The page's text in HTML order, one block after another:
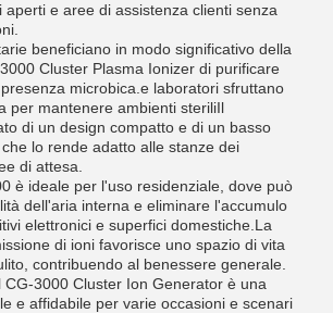
aperti e aree di assistenza clienti senza
beneficiano in modo significativo della
Cluster Plasma Ionizer di purificare
microbica.e laboratori sfruttano
per mantenere ambienti steriliIl
di un design compatto e di un basso
lo rende adatto alle stanze dei
di attesa.
è ideale per l'uso residenziale, dove può
dell'aria interna e eliminare l'accumulo
elettronici e superfici domestiche.La
di ioni favorisce uno spazio di vita
contribuendo al benessere generale.
CG-3000 Cluster Ion Generator è una
e affidabile per varie occasioni e scenari